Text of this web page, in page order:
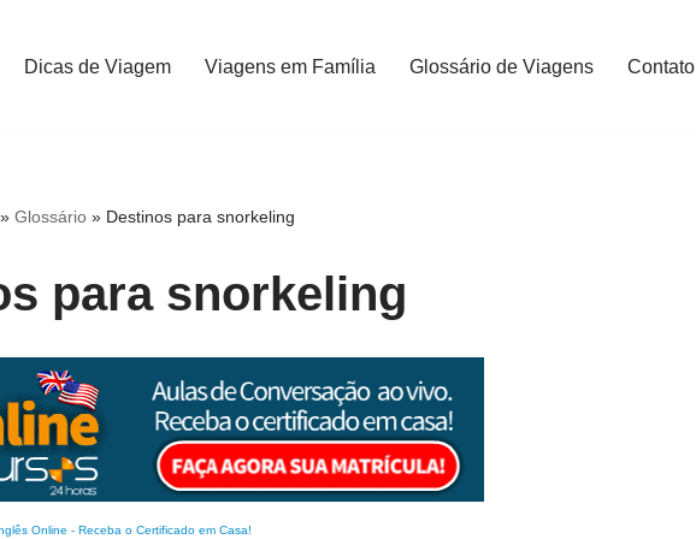
Dicas de Viagem Viagens em Família Glossário de Viagens Contato
»Glossário » Destinos para snorkeling
para snorkeling
Online - Receba o Certificado em Casa!